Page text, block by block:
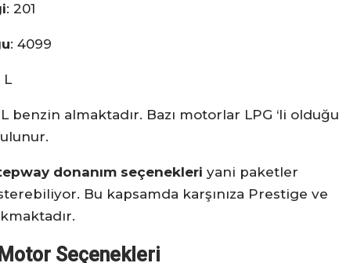
: 201
: 4099
L
benzin almaktadır. Bazı motorlar LPG ‘li olduğu
donanım seçenekleri yani paketler
Bu kapsamda karşınıza Prestige ve
Seçenekleri